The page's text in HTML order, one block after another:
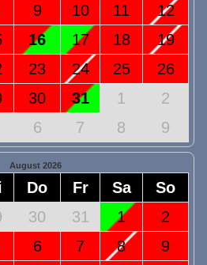
9 10 11
12
16 17 18
19
23 24 25
26
30 31 1
2
6 7 8 9
August 2026
Do Fr Sa
So
30 31 1
2
6 7 8
9